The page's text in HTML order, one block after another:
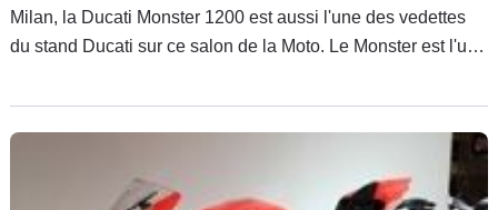
Milan, la Ducati Monster 1200 est aussi l'une des vedettes
du stand Ducati sur ce salon de la Moto. Le Monster est l'un
la firme transalpine nous présente la version la plus
puissante la 1200.